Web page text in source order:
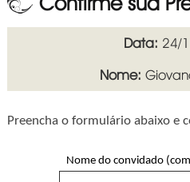
Data: 24/
Nome:
Preencha o formulário abaixo e
Nome do convidado